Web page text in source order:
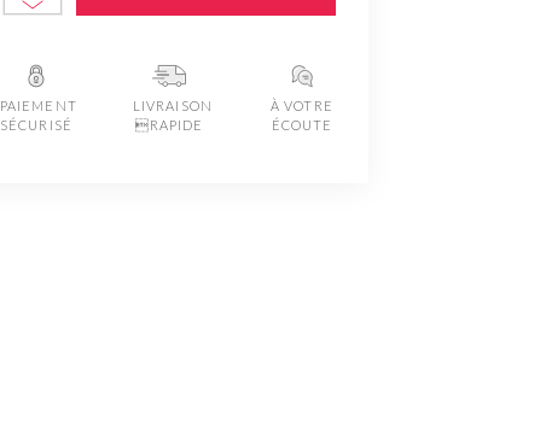
PAIEMENT
SÉCURISÉ
LIVRAISON
RAPIDE
À VOTRE
ÉCOUTE